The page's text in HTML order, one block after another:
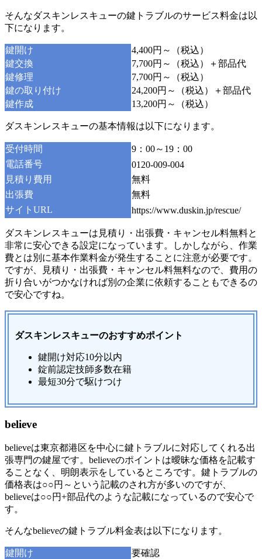
そんなダスキンレスキューの鍵トラブルのサービス料金は以
下になります。
鍵開け
4,400円～（税込）
鍵交換
7,700円～（税込）＋部品代
鍵修理
7,700円～（税込）
鍵の取り付け
24,200円～（税込）＋部品代
鍵作成
13,200円～（税込）
ダスキンレスキューの基本情報は以下になります。
受付時間
9：00～19：00
電話番号
0120-009-004
見積り費用
無料
出張費
無料
サイトURL
https://www.duskin.jp/rescue/
ダスキンレスキューは見積り・出張費・キャンセル料無料と
非常に安心できる設定になっています。しかしながら、作業
費とは別に基本作業料金が発生することに注意が必要です。
ですが、見積り・出張費・キャンセル料無料なので、費用の
折り合いがつかなければ別の企業に依頼することもできるの
で安心ですね。
ダスキンレスキューのおすすめポイント
鍵開け対応10分以内
錠前認定技師多数在籍
最短30分で駆けつけ
believe
believeは東京都港区を中心に鍵トラブルに対応してくれる出
張専門の鍵屋です。believeのポイントは曖昧な価格を記載す
ることなく、明朗表示をしているところです。鍵トラブルの
価格表は○○円～という記載のされ方が多いのですが、
believeは○○円+部品代のような記載になっているので安心で
す。
そんなbelieveの鍵トラブル料金表は以下になります。
鍵開け
要確認